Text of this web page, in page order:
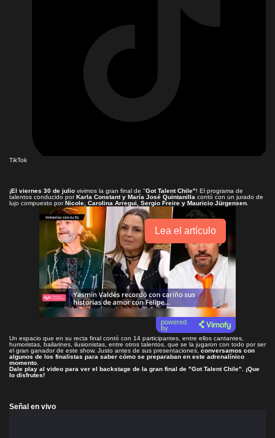
TikTok
¡El viernes 30 de julio vivimos la gran final de "Got Talent Chile"! El programa de
talentos conducido porKarla Constant y María José Quintanilla contó con un jurado de
lujo compuesto porNicole, Carolina Arregui, Sergio Freire y Mauricio Jürgensen.
Lea el artículo
powered
by
Un espacio que en su recta final contó con 14 participantes, entre ellos cantantes,
humoristas, bailarines, ilusionistas, entre otros talentos, que se la jugaron con todo por ser
el gran ganador de este show. Justo antes de sus presentaciones, conversamos con
algunos de los finalistas para saber cómo se preparaban en este adrenalínico
momento.
Dale play al video para ver el backstage de la gran final de "Got Talent Chile". ¡Que
lo disfrutes!
Señal en vivo